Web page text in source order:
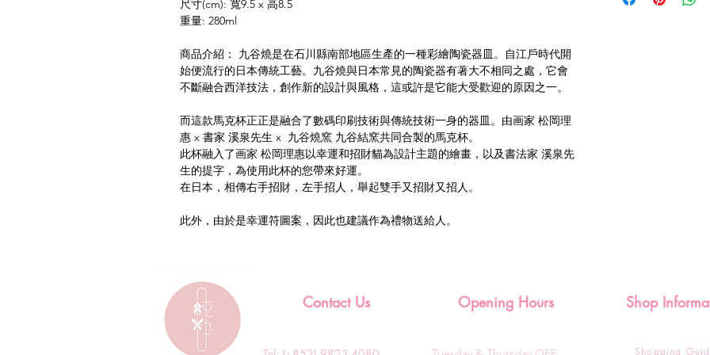
尺寸(cm): 寬9.5 x 高8.5
重量: 280ml
商品介紹： 九谷燒是在石川縣南部地區生產的一種彩繪陶瓷器皿。自江戶時代開
始便流行的日本傳統工藝。九谷燒與日本常見的陶瓷器有著大不相同之處，它會
不斷融合西洋技法，創作新的設計與風格，這或許是它能大受歡迎的原因之一。
而這款馬克杯正正是融合了數碼印刷技術與傳統技術一身的器皿。由画家 松岡理
惠 x 書家 溪泉先生 x 九谷燒窯 九谷結窯共同合製的馬克杯。
此杯融入了画家 松岡理惠以幸運和招財貓為設計主題的繪畫，以及書法家 溪泉先
生的提字，為使用此杯的您帶來好運。
在日本，相傳右手招財，左手招人，舉起雙手又招財又招人。
此外，由於是幸運符圖案，因此也建議作為禮物送給人。
Contact Us Opening Hours Shop
Shopping